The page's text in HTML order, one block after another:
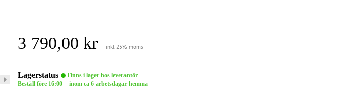
3 790,00 kr inkl. 25% moms
Lagerstatus
Finns i lager hos leverantör
Beställ före 16:00 = inom ca 6 arbetsdagar hemma